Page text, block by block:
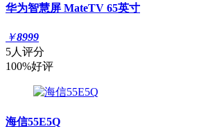
华为智慧屏 MateTV 65英寸
￥8999
5人评分
100%好评
海信55E5Q